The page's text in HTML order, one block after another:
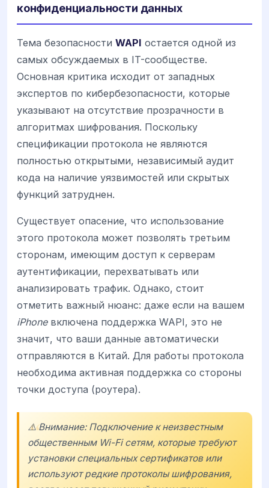
конфиденциальности данных
Тема безопасности WAPI остается одной из
самых обсуждаемых в IT-сообществе.
Основная критика исходит от западных
экспертов по кибербезопасности, которые
указывают на отсутствие прозрачности в
алгоритмах шифрования. Поскольку
спецификации протокола не являются
полностью открытыми, независимый аудит
кода на наличие уязвимостей или скрытых
функций затруднен.
Существует опасение, что использование
этого протокола может позволять третьим
сторонам, имеющим доступ к серверам
аутентификации, перехватывать или
анализировать трафик. Однако, стоит
отметить важный нюанс: даже если на вашем
iPhoneвключена поддержка WAPI, это не
значит, что ваши данные автоматически
отправляются в Китай. Для работы протокола
необходима активная поддержка со стороны
точки доступа (роутера).
⚠️ Внимание: Подключение к неизвестным
общественным Wi-Fi сетям, которые требуют
установки специальных сертификатов или
используют редкие протоколы шифрования,